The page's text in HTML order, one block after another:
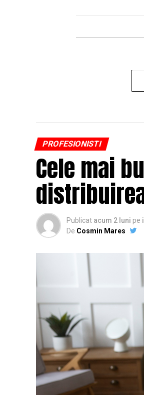
PROFESIONISTI
Cele mai
Publicat acum 2 luni pe
De Cosmin Mares